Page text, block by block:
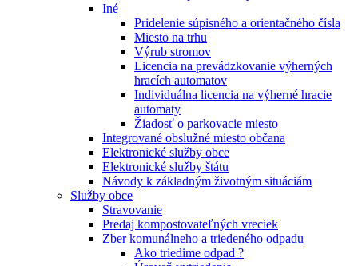
Iné
Pridelenie súpisného a orientačného čísla
Miesto na trhu
Výrub stromov
Licencia na prevádzkovanie výherných
hracích automatov
Individuálna licencia na výherné hracie
automaty
Žiadosť o parkovacie miesto
Integrované obslužné miesto občana
Elektronické služby obce
Elektronické služby štátu
Návody k základným životným situáciám
Služby obce
Stravovanie
Predaj kompostovateľných vreciek
Zber komunálneho a triedeného odpadu
Ako triedime odpad ?